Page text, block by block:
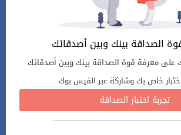
الصداقة بينك وبين أصدقائك
على معرفة قوة الصداقة بينك وبين أصدقائك
خاص بك وشاركة عبر الفيس بوك
تجربة اختبار الصداقة